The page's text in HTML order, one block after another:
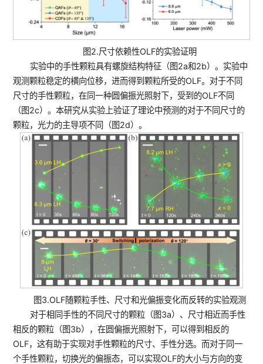
图2.尺寸依赖性OLF的实验证明
实验中的手性颗粒具有螺旋结构特征（图2a和2b）。实验中
观测颗粒稳定的横向位移，进而得到颗粒所受的OLF。对于不同
尺寸的手性颗粒，在同一种圆偏振光照射下，受到的OLF不同
（图2c）。本研究从实验上验证了理论中预测的对于不同尺寸的
颗粒，光力的主导项不同（图2d）。
图3.OLF随颗粒手性、尺寸和光偏振变化而反转的实验观测
对于相同手性的不同尺寸的颗粒（图3a）、尺寸相近而手性
相反的颗粒（图3b），在圆偏振光照射下，可以得到相反的
OLF，这有助于实现对手性颗粒的尺寸、手性分选。而对于同一
个手性颗粒，切换光的偏振态，可以实现OLF的大小与方向的变